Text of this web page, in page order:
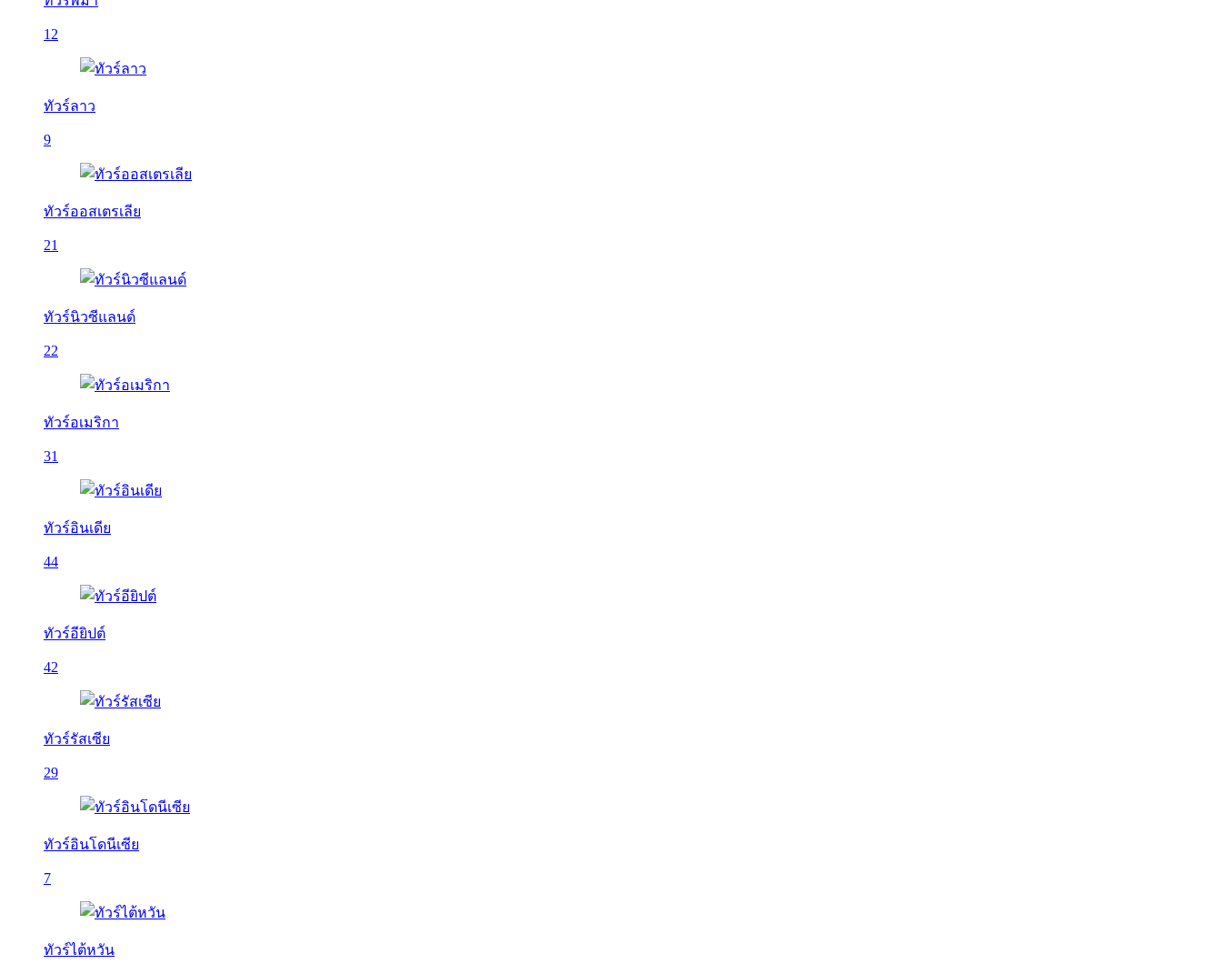
12
ทัวร์ลาว
9
ทัวร์ออสเตรเลีย
21
ทัวร์นิวซีแลนด์
22
ทัวร์อเมริกา
31
ทัวร์อินเดีย
44
ทัวร์อียิปต์
42
ทัวร์รัสเซีย
29
ทัวร์อินโดนีเซีย
7
ทัวร์ไต้หวัน